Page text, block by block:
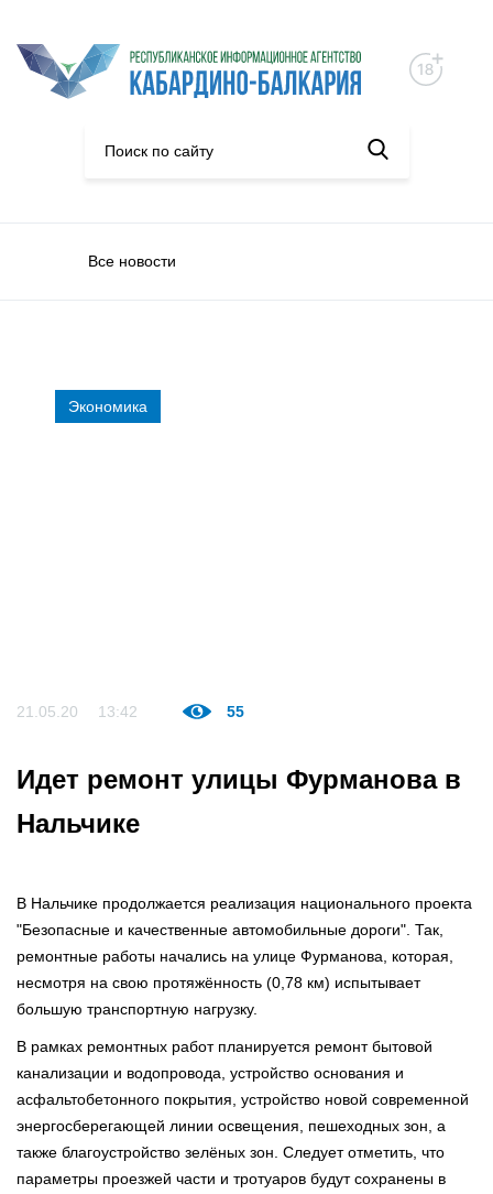
Все новости
Экономика
21.05.20 13:42 55
Идет ремонт улицы Фурманова в
Нальчике
В Нальчике продолжается реализация национального проекта
"Безопасные и качественные автомобильные дороги". Так,
ремонтные работы начались на улице Фурманова, которая,
несмотря на свою протяжённость (0,78 км) испытывает
большую транспортную нагрузку.
В рамках ремонтных работ планируется ремонт бытовой
канализации и водопровода, устройство основания и
асфальтобетонного покрытия, устройство новой современной
энергосберегающей линии освещения, пешеходных зон, а
также благоустройство зелёных зон. Следует отметить, что
параметры проезжей части и тротуаров будут сохранены в